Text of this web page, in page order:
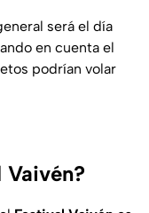
será el día
en cuenta el
podrían volar
Vaivén?